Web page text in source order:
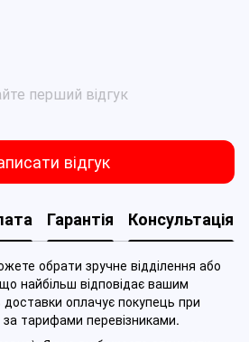
перший відгук
відгук
Гарантія Консультація
обрати зручне відділення або
найбільш відповідає вашим
оплачує покупець при
тарифами перевізниками.